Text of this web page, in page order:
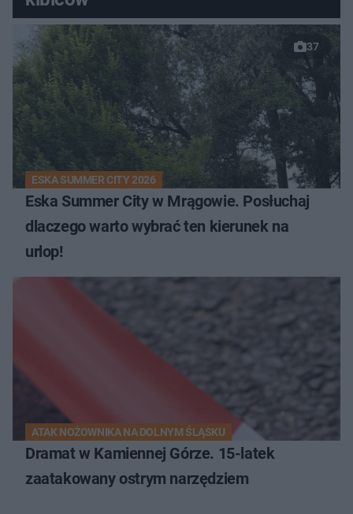
37
ESKA SUMMER CITY 2026
Eska Summer City w Mrągowie. Posłuchaj
dlaczego warto wybrać ten kierunek na
urlop!
ATAK NOŻOWNIKA NA DOLNYM ŚLĄSKU
Dramat w Kamiennej Górze. 15-latek
zaatakowany ostrym narzędziem